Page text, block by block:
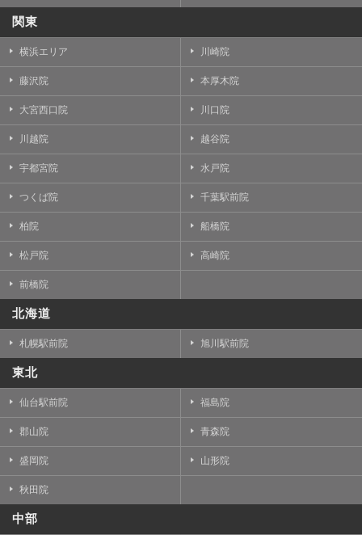
関東
横浜エリア 川崎院
藤沢院 本厚木院
大宮西口院 川口院
川越院 越谷院
宇都宮院 水戸院
つくば院 千葉駅前院
柏院 船橋院
松戸院 高崎院
前橋院
北海道
札幌駅前院 旭川駅前院
東北
仙台駅前院 福島院
郡山院 青森院
盛岡院 山形院
秋田院
中部